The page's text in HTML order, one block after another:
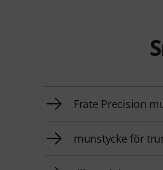
Frate Precision
munstycke för